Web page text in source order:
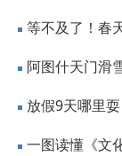
等不及了！春
阿图什天门滑
放假9天哪里